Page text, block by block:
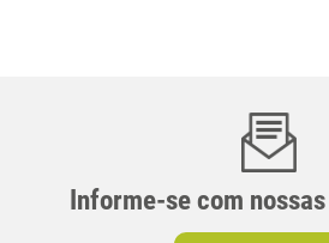
Informe-se com